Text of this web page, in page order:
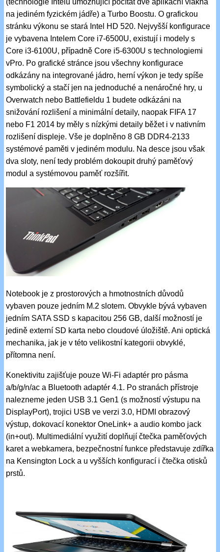
(technologie Intelu umožňující počítat dvě aplikační vlákna
na jediném fyzickém jádře) a Turbo Boostu. O grafickou
stránku výkonu se stará Intel HD 520. Nejvyšší konfigurace
je vybavena Intelem Core i7-6500U, existují i modely s
Core i3-6100U, případně Core i5-6300U s technologiemi
vPro. Po grafické stránce jsou všechny konfigurace
odkázány na integrované jádro, herní výkon je tedy spíše
symbolický a stačí jen na jednoduché a nenáročné hry, u
Overwatch nebo Battlefieldu 1 budete odkázáni na
snižování rozlišení a minimální detaily, naopak FIFA 17
nebo F1 2014 by měly s nízkými detaily běžet i v nativním
rozlišení displeje. Vše je doplněno 8 GB DDR4-2133
systémové paměti v jediném modulu. Na desce jsou však
dva sloty, není tedy problém dokoupit druhý paměťový
modul a systémovou paměť rozšířit.
Notebook je z prostorových a hmotnostních důvodů
vybaven pouze jedním M.2 slotem. Obvykle bývá vybaven
jedním SATA SSD s kapacitou 256 GB, další možností je
jedině externí SD karta nebo cloudové úložiště. Ani optická
mechanika, jak je v této velikostní kategorii obvyklé,
přítomna není.
Konektivitu zajišťuje pouze Wi-Fi adaptér pro pásma
a/b/g/n/ac a Bluetooth adaptér 4.1. Po stranách přístroje
nalezneme jeden USB 3.1 Gen1 (s možností výstupu na
DisplayPort), trojici USB ve verzi 3.0, HDMI obrazový
výstup, dokovací konektor OneLink+ a audio kombo jack
(in+out). Multimediální využití doplňují čtečka paměťových
karet a webkamera, bezpečnostní funkce představuje zdířka
na Kensington Lock a u vyšších konfigurací i čtečka otisků
prstů.